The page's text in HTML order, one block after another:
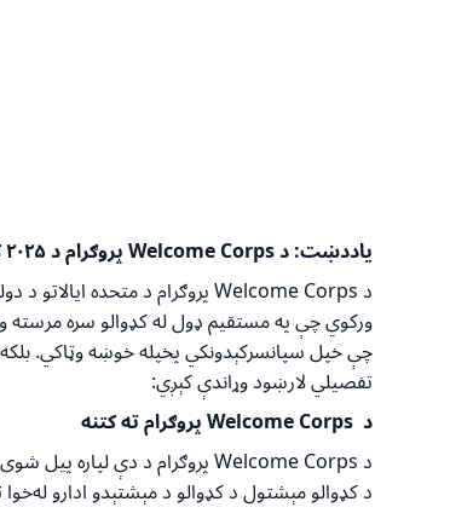
یاددښت: د Welcome Corps پروګرام د ۲۰۲۵ کال د جنورۍ ۲۷ نېټې څخه ځنډول شوی دی.
دWelcome Corpsپروګرام د متحده ایالاتو
ورکوي چې په مستقیم ډول له کډوالو سره مرسته
چې خپل سپانسرکېدونکي پخپله خوښه وټاکي.
تفصیلي لارښود وړاندې کېږي:
د Welcome Corpsپروګرام تهکتنه
دWelcome Corpsپروګرام د دې لپاره پیل
د کډوالو مېشتول د کډوالو د مېشتېدو ادارو